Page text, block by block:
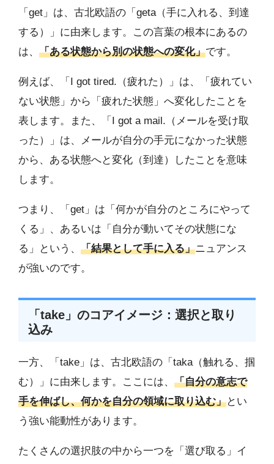
「get」は、古北欧語の「geta（手に入れる、到達
する）」に由来します。この言葉の根本にあるの
は、 「ある状態から別の状態への変化」です。
例えば、「I got tired.（疲れた）」は、「疲れてい
ない状態」から「疲れた状態」へ変化したことを
表します。また、「I got a mail.（メールを受け取
った）」は、メールが自分の手元になかった状態
から、ある状態へと変化（到達）したことを意味
します。
つまり、「get」は「何かが自分のところにやって
くる」、あるいは「自分が動いてその状態にな
る」という、 「結果として手に入る」ニュアンス
が強いのです。
「take」のコアイメージ：選択と取り
込み
一方、「take」は、古北欧語の「taka（触れる、掴
む）」に由来します。ここには、 「自分の意志で
手を伸ばし、何かを自分の領域に取り込む」とい
う強い能動性があります。
たくさんの選択肢の中から一つを「選び取る」イ